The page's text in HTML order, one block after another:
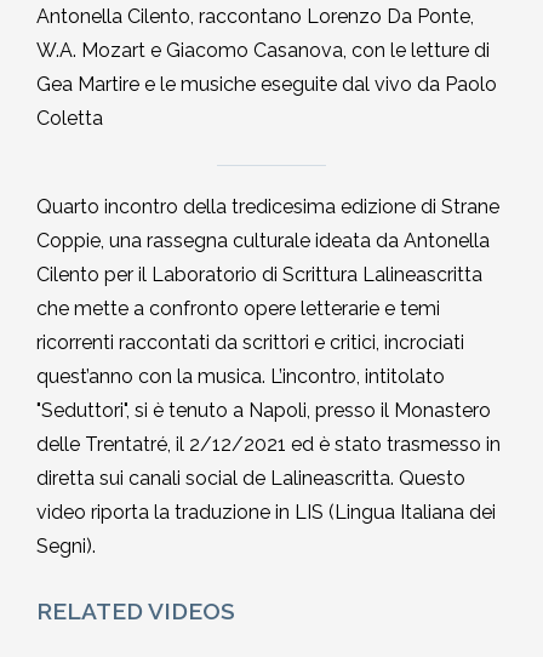
Antonella Cilento, raccontano Lorenzo Da Ponte,
W.A. Mozart e Giacomo Casanova, con le letture di
Gea Martire e le musiche eseguite dal vivo da Paolo
Coletta
Quarto incontro della tredicesima edizione di Strane
Coppie, una rassegna culturale ideata da Antonella
Cilento per il Laboratorio di Scrittura Lalineascritta
che mette a confronto opere letterarie e temi
ricorrenti raccontati da scrittori e critici, incrociati
quest’anno con la musica. L’incontro, intitolato
"Seduttori", si è tenuto a Napoli, presso il Monastero
delle Trentatré, il 2/12/2021 ed è stato trasmesso in
diretta sui canali social de Lalineascritta. Questo
video riporta la traduzione in LIS (Lingua Italiana dei
Segni).
RELATED VIDEOS
2012-2013
2011-2012
2009-2010
2008-2009
2007-2008
2006-2007
2005-2006
2004-2005
2003-2004
Storia: 2011
Storia: 2009
Storia: 2010